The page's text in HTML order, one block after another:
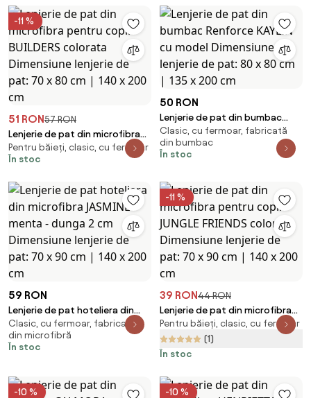
-11 %
51 RON57 RON
Lenjerie de pat din microfibra
pentru copii BUILDERS colorata
Dimensiune lenjerie de pat: 70 x
Pentru băieți, clasic, cu fermoar
În stoc
50 RON
Lenjerie de pat din bumbac
Renforce KAYLIN cu model
Dimensiune lenjerie de pat: 80 x
80 cm | 135 x 200 cm
Clasic, cu fermoar, fabricată
din bumbac
În stoc
59 RON
Lenjerie de pat hoteliera din
microfibra JASMINE menta -
dunga 2 cm Dimensiune lenjerie
de pat: 70 x 90 cm | 140 x 200
Clasic, cu fermoar, fabricată
din microfibră
În stoc
-11 %
39 RON44 RON
Lenjerie de pat din microfibra
pentru copii JUNGLE FRIENDS
colorat Dimensiune lenjerie de
pat: 70 x 90 cm | 140 x 200 cm
Pentru băieți, clasic, cu fermoar
(1)
În stoc
-10 % -10 %